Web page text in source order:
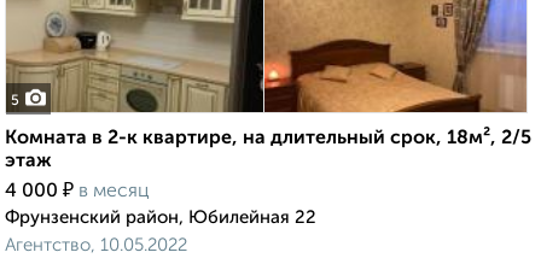
5
Комната в 2-к квартире, на длительный срок, 18м², 2/5
этаж
4 000 ₽ в месяц
Фрунзенский район, Юбилейная 22
Агентство, 10.05.2022